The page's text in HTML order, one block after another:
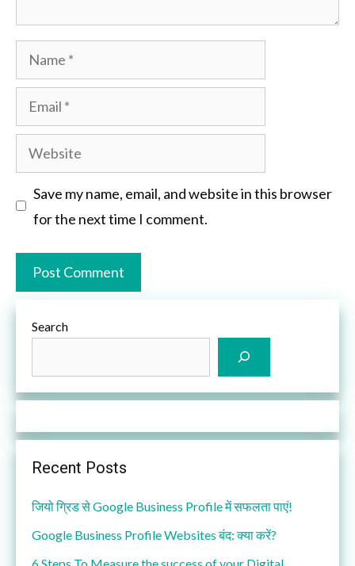
Name
Email
Website
Save my name, email, and website in this browser
for the next time I comment.
Search
Recent Posts
जियो ग्रिड से Google Business Profile में सफलता पाएं!
Google Business Profile Websites बंद: क्या करें?
6 Steps To Measure the success of your Digital